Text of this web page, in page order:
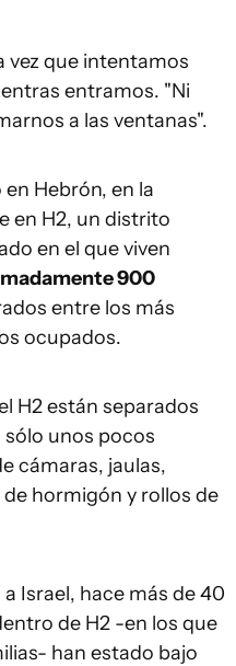
vez que intentamos
entramos. "Ni
a las ventanas".
Hebrón, en la
en H2, un distrito
en el que viven
900
entre los más
ocupados.
H2 están separados
unos pocos
cámaras, jaulas,
hormigón y rollos de
Israel, hace más de 40
de H2 -en los que
han estado bajo